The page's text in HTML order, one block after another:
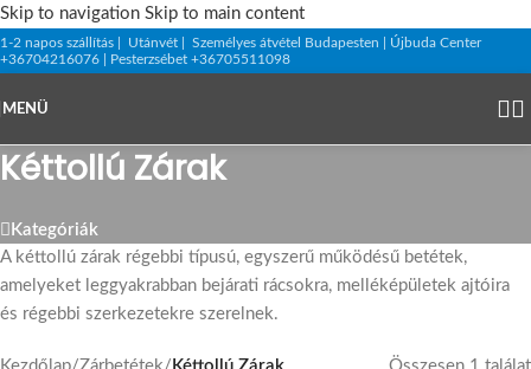
Skip to navigation Skip to main content
1-2 napos szállítás | Utánvét | Személyes átvétel Budapesten | Újbuda Center
+36704216076 | Pesterzsébet +36705511098
MENÜ
Kéttollú Zárak
Kategóriák
A kéttollú zárak régebbi típusú, egyszerű működésű betétek,
amelyeket leggyakrabban bejárati rácsokra, melléképületek ajtóira
és régebbi szerkezetekre szerelnek.